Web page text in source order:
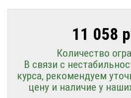
11 058
Количество
В связи с
курса, рекомендуем
цену и наличие у